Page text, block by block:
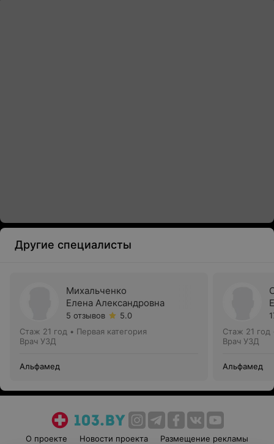
Другие специалисты
Михальченко
Елена Александровна
5 отзывов
5.0
Стаж 21 год • Первая категория
Врач УЗД
Альфамед
Стаж 21 год
Врач УЗД
Альфамед
О проекте Новости проекта
Размещение рекламы